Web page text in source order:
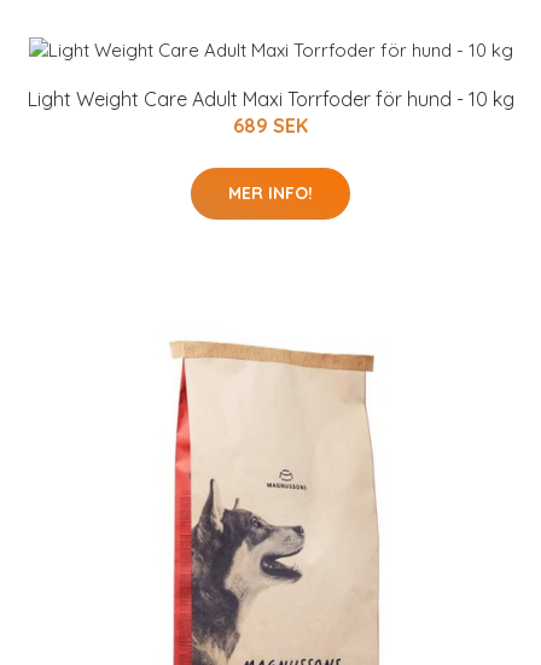
Light Weight Care Adult Maxi Torrfoder för hund - 10 kg
689 SEK
MER INFO!